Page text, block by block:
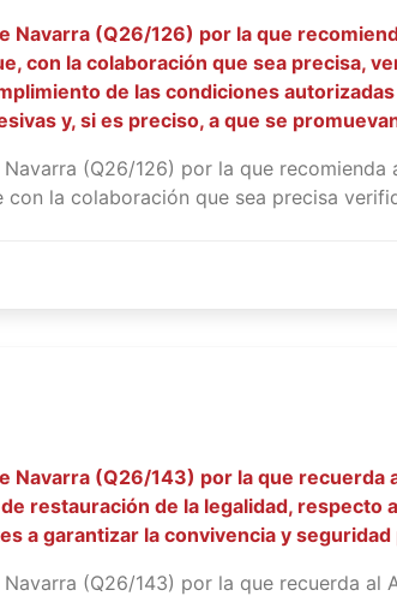
Navarra (Q26/126) por la que
con la colaboración que sea precisa,
de las condiciones
y, si es preciso, a que se
(Q26/126) por la que
la colaboración que sea precisa
Navarra (Q26/143) por la que
restauración de la legalidad,
a garantizar la convivencia y
(Q26/143) por la que recuerda al